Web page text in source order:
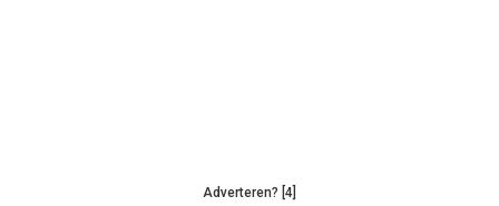
Adverteren? [4]